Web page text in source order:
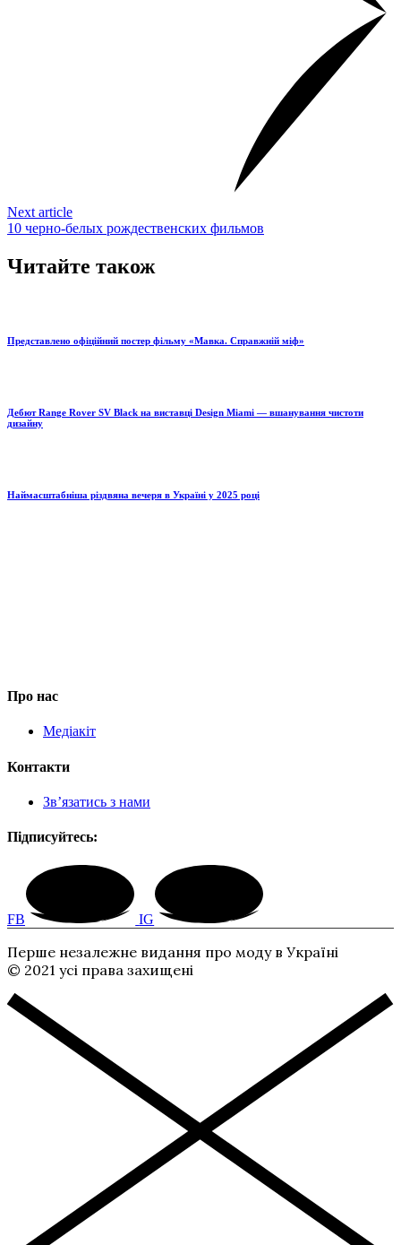
Next article
10 черно-белых рождественских фильмов
Читайте також
Представлено офіційний постер фільму «Мавка. Справжній міф»
Дебют Range Rover SV Black на виставці Design Miami — вшанування чистоти
дизайну
Наймасштабніша різдвяна вечеря в Україні у 2025 році
Про нас
Медіакіт
Контакти
Зв’язатись з нами
Підписуйтесь:
FB IG
Перше незалежне видання про моду в Україні
© 2021 усі права захищені